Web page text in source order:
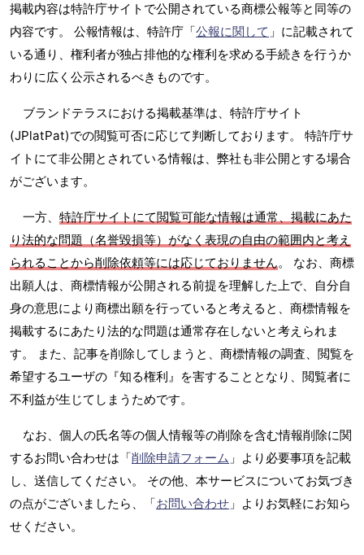
掲載内容は特許庁サイトで公開されている商標公報等と同等の
内容です。 公報情報は、特許庁「公報に関して 」に記載されて
いる通り、権利者が独占排他的な権利を求める手続きを行うか
わりに広く公示されるべきものです。
ブランドテラスにおける掲載基準は、特許庁サイト
(JPlatPat)での閲覧可否に応じて判断しております。 特許庁サ
イトにて非公開とされている情報は、弊社も非公開とする場合
がございます。
一方、 特許庁サイトにて閲覧可能な情報は通常、掲載にあた
り法的な問題（名誉毀損等）がなく表現の自由の範囲内と考え
られることから削除依頼等には応じておりません。 なお、商標
出願人は、商標情報が公開される前提を理解した上で、自分自
身の意思により商標出願を行っていると考えると、商標情報を
掲載するにあたり法的な問題は通常存在しないと考えられま
す。 また、記事を削除してしまうと、商標情報の調査、閲覧を
希望するユーザの『知る権利』を害することとなり、閲覧者に
不利益が生じてしまうためです。
なお、個人の氏名等の個人情報等の削除を含む情報削除に関
するお問い合わせは「削除申請フォーム 」より必要事項を記載
し、送信してください。 その他、本サービスについてお気づき
の点がございましたら、「お問い合わせ 」よりお気軽にお知ら
せください。